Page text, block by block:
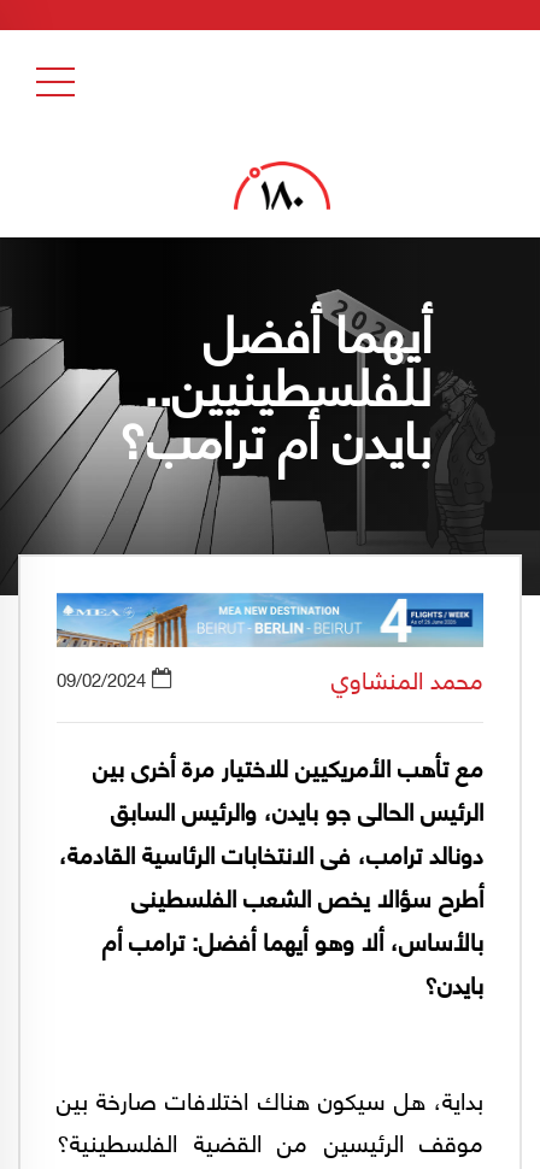
أيهما أفضل
للفلسطينيين..
بايدن أم ترامب؟
محمد المنشاوي 09/02/2024
مع تأهب الأمريكيين للاختيار مرة أخرى بين
الرئيس الحالى جو بايدن، والرئيس السابق
دونالد ترامب، فى الانتخابات الرئاسية القادمة،
أطرح سؤالا يخص الشعب الفلسطينى
بالأساس، ألا وهو أيهما أفضل: ترامب أم
بايدن؟
بداية، هل سيكون هناك اختلافات صارخة بين
موقف الرئيسين من القضية الفلسطينية؟